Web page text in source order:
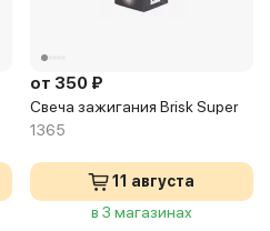
от 350 ₽
Свеча зажигания Brisk Super
1365
11 августа
в 3 магазинах